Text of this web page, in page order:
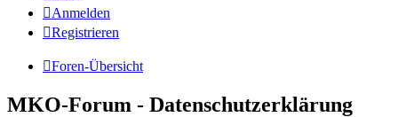
Anmelden
Registrieren
Foren-Übersicht
MKO-Forum - Datenschutzerklärung